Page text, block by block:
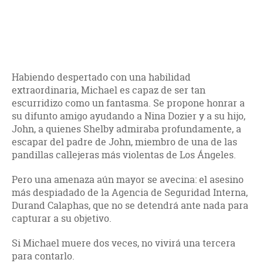
Habiendo despertado con una habilidad
extraordinaria, Michael es capaz de ser tan
escurridizo como un fantasma. Se propone honrar a
su difunto amigo ayudando a Nina Dozier y a su hijo,
John, a quienes Shelby admiraba profundamente, a
escapar del padre de John, miembro de una de las
pandillas callejeras más violentas de Los Ángeles.
Pero una amenaza aún mayor se avecina: el asesino
más despiadado de la Agencia de Seguridad Interna,
Durand Calaphas, que no se detendrá ante nada para
capturar a su objetivo.
Si Michael muere dos veces, no vivirá una tercera
para contarlo.